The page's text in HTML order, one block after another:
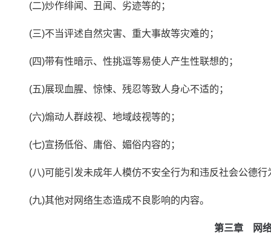
(二)炒作绯闻、丑闻、劣迹等的；
(三)不当评述自然灾害、重大事故等灾难的；
(四)带有性暗示、性挑逗等易使人产生性联想的；
(五)展现血腥、惊悚、残忍等致人身心不适的；
(六)煽动人群歧视、地域歧视等的；
(七)宣扬低俗、庸俗、媚俗内容的；
(八)可能引发未成年人模仿不安全行为和违反社会公德行
(九)其他对网络生态造成不良影响的内容。
第三章　网